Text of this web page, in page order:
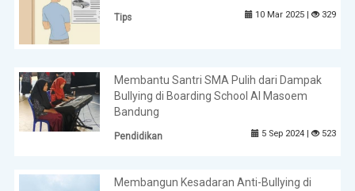
Tips 10 Mar 2025 | 329
Membantu Santri SMA Pulih dari Dampak
Bullying di Boarding School Al Masoem
Bandung
Pendidikan 5 Sep 2024 | 523
Membangun Kesadaran Anti-Bullying di